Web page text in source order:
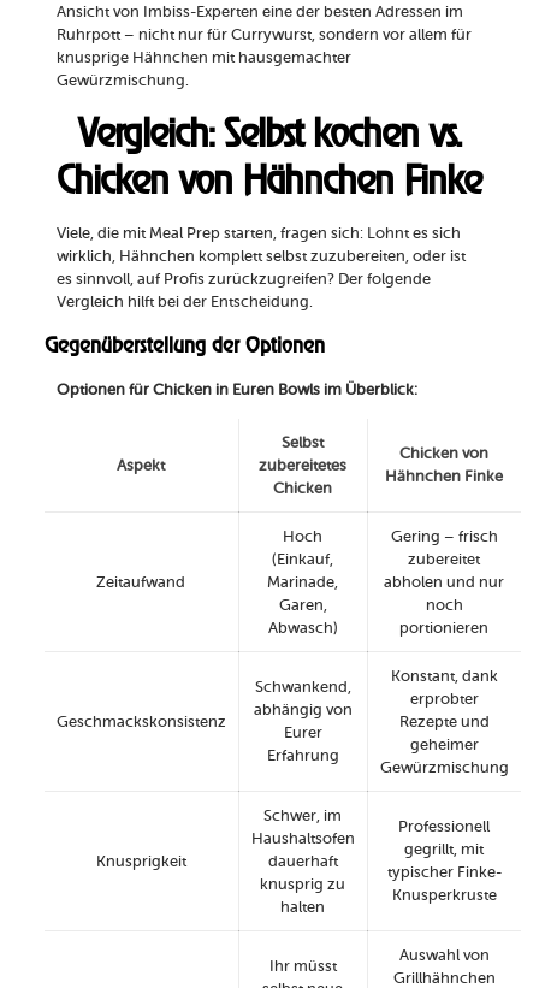
Ansicht von Imbiss-Experten eine der besten Adressen im
Ruhrpott – nicht nur für Currywurst, sondern vor allem für
knusprige Hähnchen mit hausgemachter
Gewürzmischung.
Vergleich: Selbst kochen vs.
Chicken von Hähnchen Finke
Viele, die mit Meal Prep starten, fragen sich: Lohnt es sich
wirklich, Hähnchen komplett selbst zuzubereiten, oder ist
es sinnvoll, auf Profis zurückzugreifen? Der folgende
Vergleich hilft bei der Entscheidung.
Gegenüberstellung der Optionen
Optionen für Chicken in Euren Bowls im Überblick:
Aspekt
Selbst
zubereitetes
Chicken
Chicken von
Hähnchen Finke
Zeitaufwand
Hoch
(Einkauf,
Marinade,
Garen,
Abwasch)
Gering – frisch
zubereitet
abholen und nur
noch
portionieren
Geschmackskonsistenz
Schwankend,
abhängig von
Eurer
Erfahrung
Konstant, dank
erprobter
Rezepte und
geheimer
Gewürzmischung
Knusprigkeit
Schwer, im
Haushaltsofen
dauerhaft
knusprig zu
halten
Professionell
gegrillt, mit
typischer Finke-
Knusperkruste
Ihr müsst
Auswahl von
Grillhähnchen